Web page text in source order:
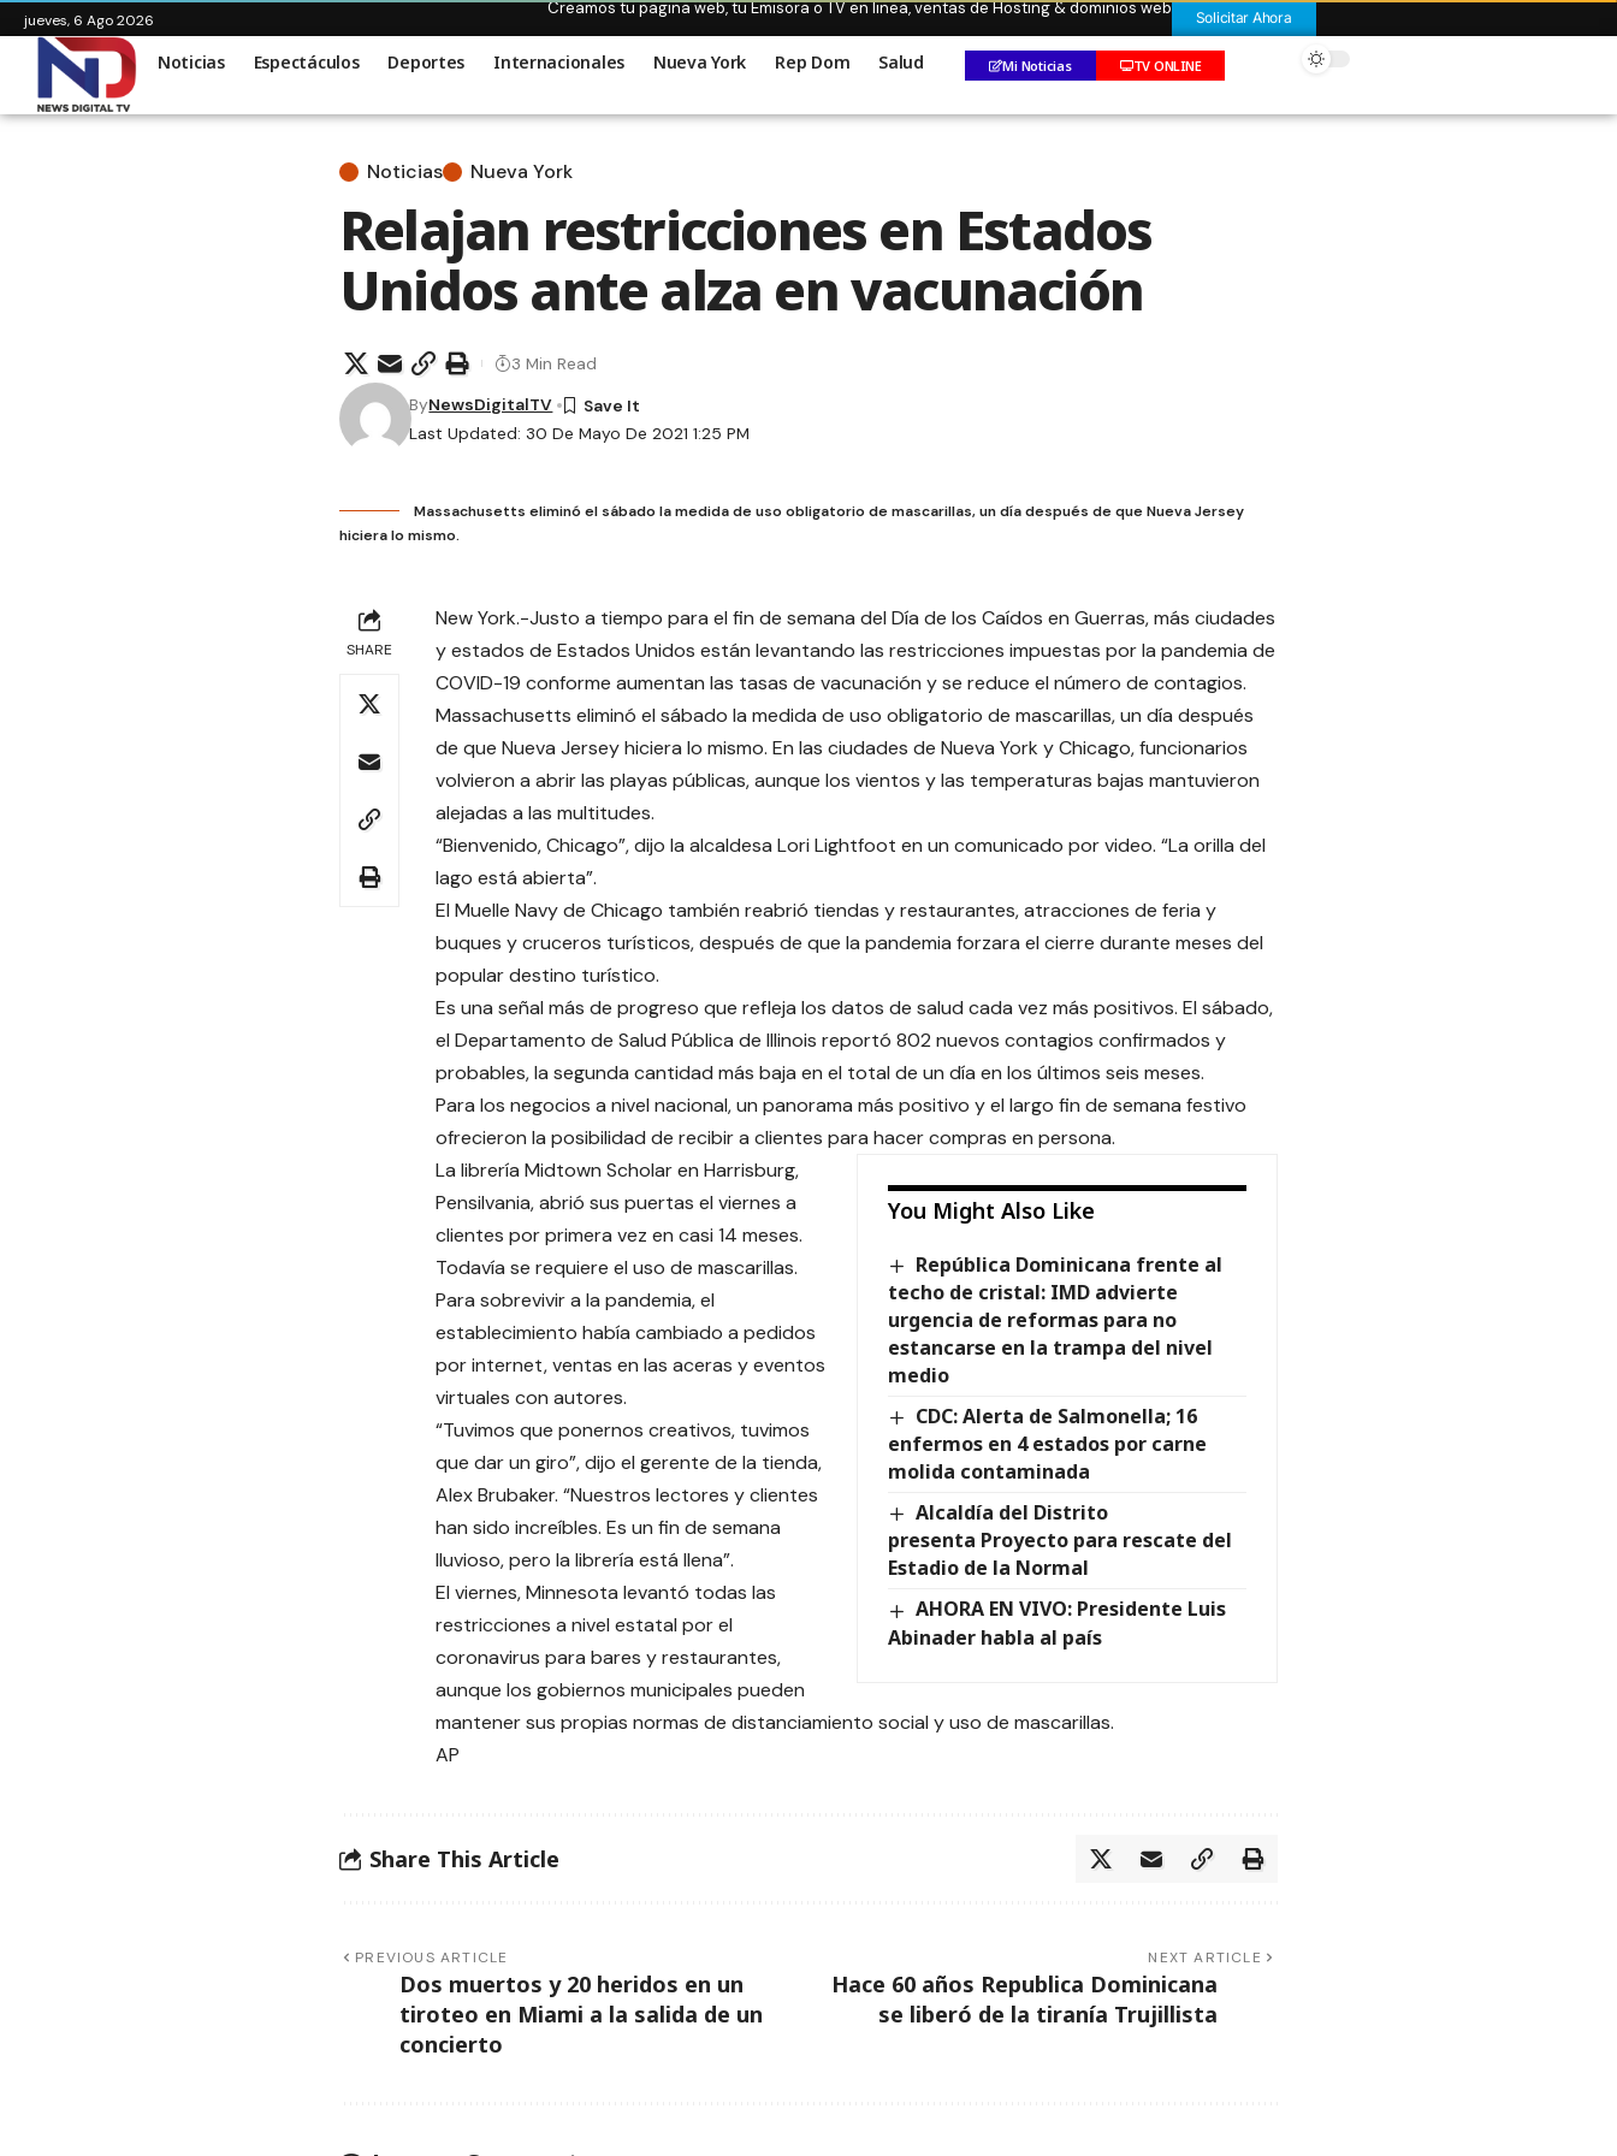
jueves, 6 Ago 2026
Creamos tu pagina web, tu Emisora o TV en linea, ventas de Hosting & dominios web Solicitar Ahora
Noticias Espectáculos Deportes Internacionales Nueva York Rep Dom Salud Mi Noticias TV ONLINE
Noticias Nueva York
Relajan restricciones en Estados
Unidos ante alza en vacunación
Last Updated: 30 De Mayo De 2021 1:25 PM
ByNewsDigitalTV
3 Min Read
Massachusetts eliminó el sábado la medida de uso obligatorio de mascarillas, un día después de que Nueva Jersey
hiciera lo mismo.
SHARE
New York.-Justo a tiempo para el fin de semana del Día de los Caídos en Guerras, más ciudades
y estados de Estados Unidos están levantando las restricciones impuestas por la pandemia de
COVID-19 conforme aumentan las tasas de vacunación y se reduce el número de contagios.
Massachusetts eliminó el sábado la medida de uso obligatorio de mascarillas, un día después
de que Nueva Jersey hiciera lo mismo. En las ciudades de Nueva York y Chicago, funcionarios
volvieron a abrir las playas públicas, aunque los vientos y las temperaturas bajas mantuvieron
alejadas a las multitudes.
“Bienvenido, Chicago”, dijo la alcaldesa Lori Lightfoot en un comunicado por video. “La orilla del
lago está abierta”.
El Muelle Navy de Chicago también reabrió tiendas y restaurantes, atracciones de feria y
buques y cruceros turísticos, después de que la pandemia forzara el cierre durante meses del
popular destino turístico.
Es una señal más de progreso que refleja los datos de salud cada vez más positivos. El sábado,
el Departamento de Salud Pública de Illinois reportó 802 nuevos contagios confirmados y
probables, la segunda cantidad más baja en el total de un día en los últimos seis meses.
Para los negocios a nivel nacional, un panorama más positivo y el largo fin de semana festivo
ofrecieron la posibilidad de recibir a clientes para hacer compras en persona.
You Might Also Like
República Dominicana frente al
techo de cristal: IMD advierte
urgencia de reformas para no
estancarse en la trampa del nivel
medio
CDC: Alerta de Salmonella; 16
enfermos en 4 estados por carne
molida contaminada
Alcaldía del Distrito
presenta Proyecto para rescate del
Estadio de la Normal
AHORA EN VIVO: Presidente Luis
Abinader habla al país
La librería Midtown Scholar en Harrisburg,
Pensilvania, abrió sus puertas el viernes a
clientes por primera vez en casi 14 meses.
Todavía se requiere el uso de mascarillas.
Para sobrevivir a la pandemia, el
establecimiento había cambiado a pedidos
por internet, ventas en las aceras y eventos
virtuales con autores.
“Tuvimos que ponernos creativos, tuvimos
que dar un giro”, dijo el gerente de la tienda,
Alex Brubaker. “Nuestros lectores y clientes
han sido increíbles. Es un fin de semana
lluvioso, pero la librería está llena”.
El viernes, Minnesota levantó todas las
restricciones a nivel estatal por el
coronavirus para bares y restaurantes,
aunque los gobiernos municipales pueden
mantener sus propias normas de distanciamiento social y uso de mascarillas.
AP
Share This Article
PREVIOUS ARTICLE
Dos muertos y 20 heridos en un
tiroteo en Miami a la salida de un
concierto
NEXT ARTICLE
Hace 60 años Republica Dominicana
se liberó de la tiranía Trujillista